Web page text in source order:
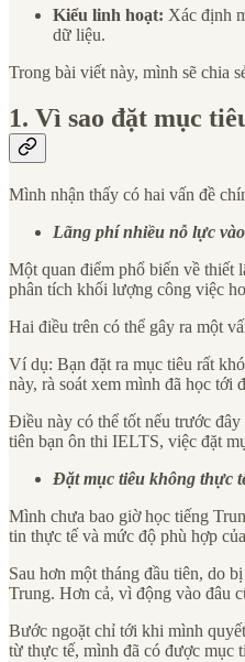
Kiểu linh hoạt: Xác định
dữ liệu.
Trong bài viết này, mình sẽ chia
1. Vì sao đặt mục
Mình nhận thấy có hai vấn đề
Lãng phí nhiều nỗ lực
Một quan điểm phổ biến về thiết
phân tích khối lượng công việc
Hai điều trên có thể gây ra một
Ví dụ: Bạn đặt ra mục tiêu rất
này, rà soát xem mình đã học tới
Điều này có thể tốt nếu trước
tiên bạn ôn thi IELTS, việc đặt
Đặt mục tiêu không thực
Mình chưa bao giờ học tiếng
tin thực tế và mức độ phù hợp
Sau hơn một tháng đầu tiên, do
Trung. Hơn cả, vì động vào đâu
Bước ngoặt chỉ tới khi mình
từ thực tế, mình đã có được mục